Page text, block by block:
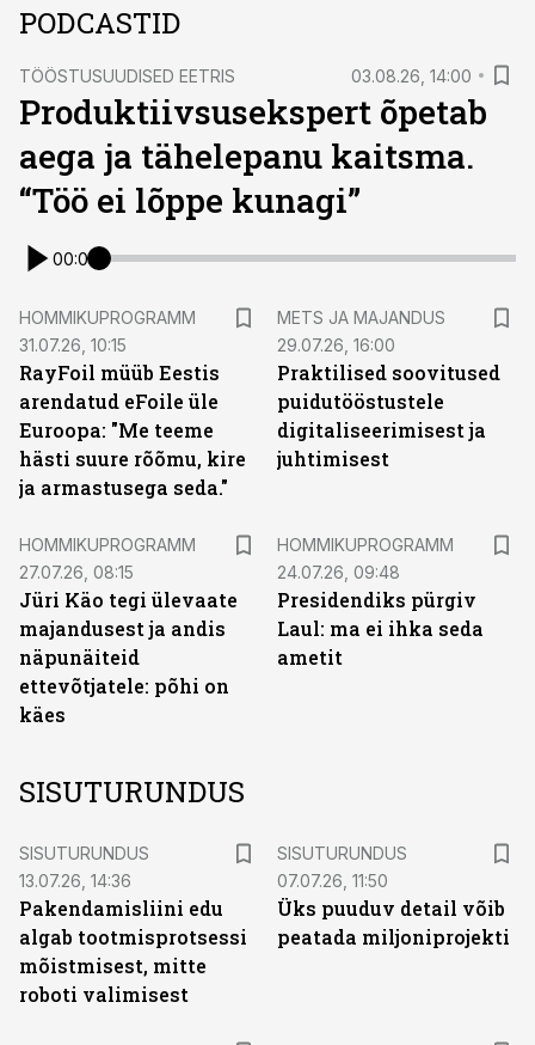
PODCASTID
TÖÖSTUSUUDISED EETRIS 03.08.26, 14:00
Produktiivsusekspert õpetab
aega ja tähelepanu kaitsma.
“Töö ei lõppe kunagi”
00:00
HOMMIKUPROGRAMM
31.07.26, 10:15
RayFoil müüb Eestis
arendatud eFoile üle
Euroopa: "Me teeme
hästi suure rõõmu, kire
ja armastusega seda."
METS JA MAJANDUS
29.07.26, 16:00
Praktilised soovitused
puidutööstustele
digitaliseerimisest ja
juhtimisest
HOMMIKUPROGRAMM
27.07.26, 08:15
Jüri Käo tegi ülevaate
majandusest ja andis
näpunäiteid
ettevõtjatele: põhi on
käes
HOMMIKUPROGRAMM
24.07.26, 09:48
Presidendiks pürgiv
Laul: ma ei ihka seda
ametit
SISUTURUNDUS
SISUTURUNDUS
13.07.26, 14:36
Pakendamisliini edu
algab tootmisprotsessi
mõistmisest, mitte
roboti valimisest
SISUTURUNDUS
07.07.26, 11:50
Üks puuduv detail võib
peatada miljoniprojekti